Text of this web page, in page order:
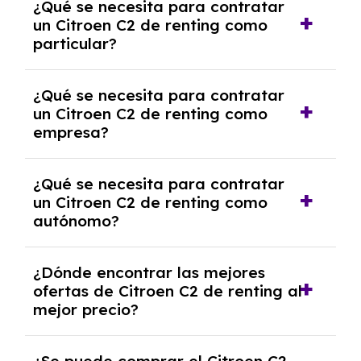
pero puede haber penalizaciones por
cancelación anticipada. Es importante revisar
las condiciones del contrato y hablar con un
experto que te asesore.
¿Qué se necesita para contratar
un Citroen C2 de renting como
particular?
y, en algunos casos, una consulta de solvencia
crediticia y un pago inicial.
¿Qué se necesita para contratar
un Citroen C2 de renting como
empresa?
documentación financiera y, en algunos
casos, un informe de solvencia de la empresa
y un pago inicial.
¿Qué se necesita para contratar
un Citroen C2 de renting como
autónomo?
autónomos, justificante de ingresos y, en
algunos casos, un informe fiscal y un pago
inicial.
¿Dónde encontrar las mejores
ofertas de Citroen C2 de renting al
mejor precio?